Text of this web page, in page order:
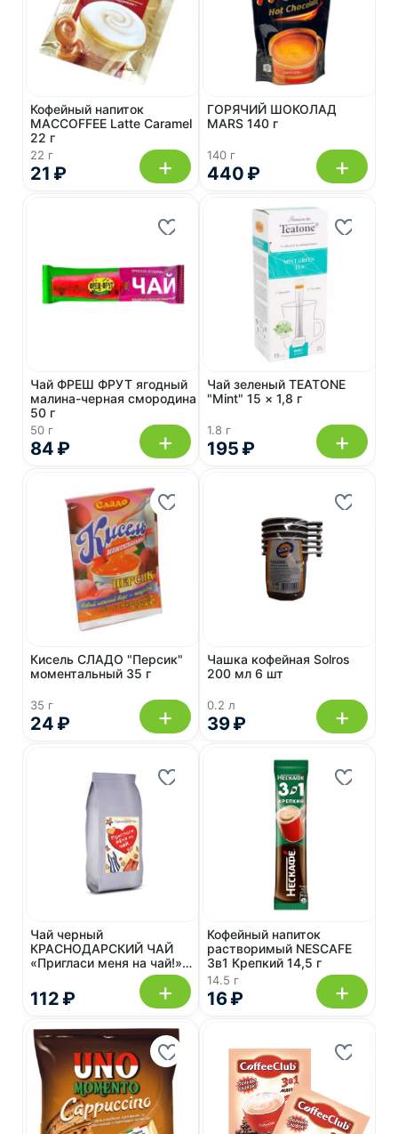
21 ₽
Кофейный напиток
MACCOFFEE Latte Caramel
22 г
22 г + 440 ₽
ГОРЯЧИЙ ШОКОЛАД
MARS 140 г
140 г +
84 ₽
Чай ФРЕШ ФРУТ ягодный
малина-черная смородина
50 г
50 г + 195 ₽
Чай зеленый TEATONE
"Mint" 15 × 1,8 г
1.8 г +
24 ₽
Кисель СЛАДО "Персик"
моментальный 35 г
35 г + 39 ₽
Чашка кофейная Solros
200 мл 6 шт
0.2 л +
112 ₽
Чай черный
КРАСНОДАРСКИЙ ЧАЙ
«Пригласи меня на чай!»
+ 16 ₽
Кофейный напиток
растворимый NESCAFE
3в1 Крепкий 14,5 г
14.5 г +